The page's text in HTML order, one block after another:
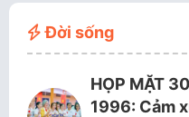
Đời sống
HỌP MẶT
1996: Cảm